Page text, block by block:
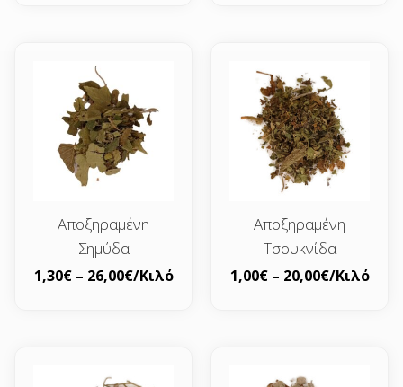
Αποξηραμένη
Σημύδα
1,30€ – 26,00€/Κιλό
Αποξηραμένη
Τσουκνίδα
1,00€ – 20,00€/Κιλό